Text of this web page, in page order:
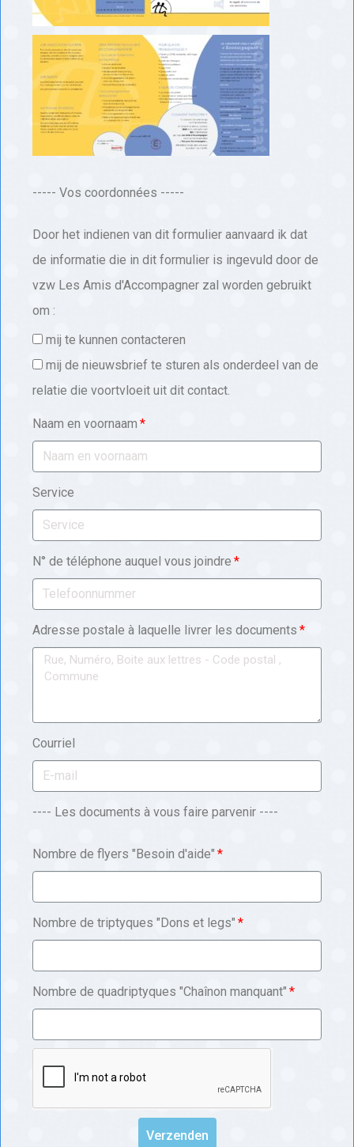
----- Vos coordonnées -----
Door het indienen van dit formulier aanvaard ik dat
de informatie die in dit formulier is ingevuld door de
vzw Les Amis d'Accompagner zal worden gebruikt
om :
mij te kunnen contacteren
mij de nieuwsbrief te sturen als onderdeel van de
relatie die voortvloeit uit dit contact.
Naam en voornaam
Service
N° de téléphone auquel vous joindre
Adresse postale à laquelle livrer les documents
Courriel
---- Les documents à vous faire parvenir ----
Nombre de flyers "Besoin d'aide"
Nombre de triptyques "Dons et legs"
Nombre de quadriptyques "Chaînon manquant"
Verzenden